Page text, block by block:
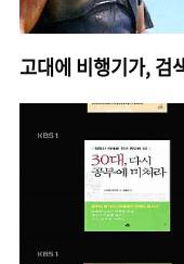
고대에 비행기가, 검